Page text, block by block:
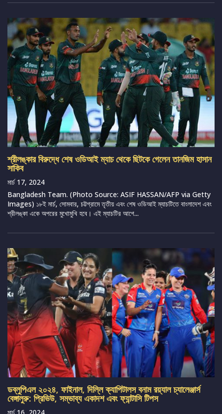
শ্রীলঙ্কার বিরুদ্ধে শেষ ওডিআই ম্যাচ থেকে ছিটকে গেলেন তানজিম হাসান
সাকিব
মার্চ 17, 2024
Bangladesh Team. (Photo Source: ASIF HASSAN/AFP via Getty
Images) ১৮ই মার্চ, সোমবার, চট্টগ্রামে তৃতীয় এবং শেষ ওডিআই ম্যাচটিতে বাংলাদেশ এবং
শ্রীলঙ্কা একে অপরের মুখোমুখি হবে। এই ম্যাচটির আগে...
ডব্লুপিএল ২০২৪, ফাইনাল, দিল্লি ক্যাপিটালস বনাম রয়্যাল চ্যালেঞ্জার্স
বেঙ্গালুরু: প্রিভিউ, সম্ভাব্য একাদশ এবং ফ্যান্টাসি টিপস